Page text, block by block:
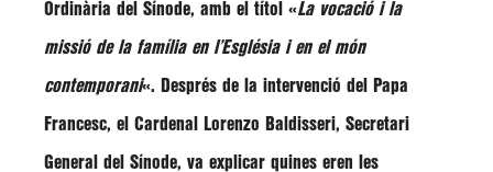
Ordinària del Sínode, amb el títol «La vocació i la
missió de la família en l’Església i en el món
contemporani«. Després de la intervenció del Papa
Francesc, el Cardenal Lorenzo Baldisseri, Secretari
General del Sínode, va explicar quines eren les